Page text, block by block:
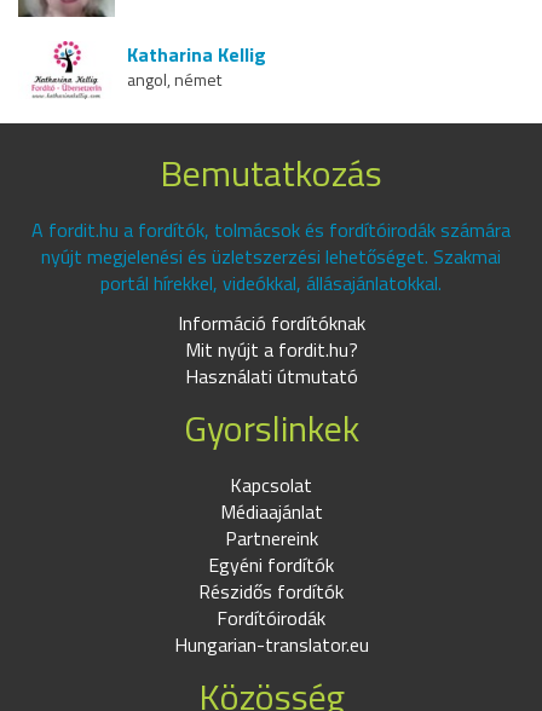
Katharina Kellig
angol, német
Bemutatkozás
A fordit.hu a fordítók, tolmácsok és fordítóirodák számára
nyújt megjelenési és üzletszerzési lehetőséget. Szakmai
portál hírekkel, videókkal, állásajánlatokkal.
Információ fordítóknak
Mit nyújt a fordit.hu?
Használati útmutató
Gyorslinkek
Kapcsolat
Médiaajánlat
Partnereink
Egyéni fordítók
Részidős fordítók
Fordítóirodák
Hungarian-translator.eu
Közösség